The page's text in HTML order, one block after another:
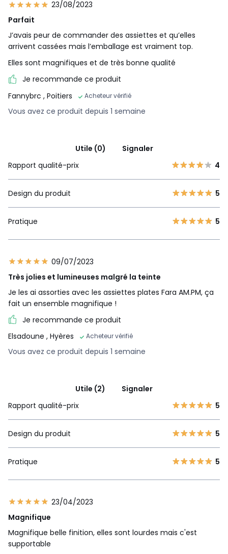
23/08/2023
Parfait
J’avais peur de commander des assiettes et qu’elles
arrivent cassées mais l’emballage est vraiment top.
Elles sont magnifiques et de très bonne qualité
Je recommande ce produit
Fannybrc , Poitiers Acheteur vérifié
Vous avez ce produit depuis 1 semaine
Utile (0)
Signaler
Rapport qualité-prix
4
Design du produit 5
Pratique 5
09/07/2023
Très jolies et lumineuses malgré la teinte
Je les ai assorties avec les assiettes plates Fara AM.PM, ça
fait un ensemble magnifique !
Je recommande ce produit
Elsadoune , Hyères Acheteur vérifié
Vous avez ce produit depuis 1 semaine
Utile (2)
Signaler
Rapport qualité-prix
5
Design du produit 5
Pratique 5
23/04/2023
Magnifique
Magnifique belle finition, elles sont lourdes mais c'est
supportable